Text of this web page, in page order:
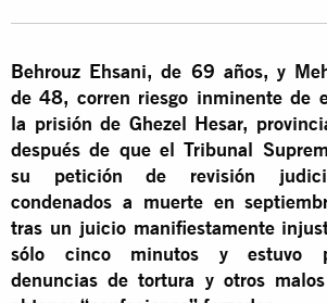
Behrouz Ehsani, de 69 años, y
de 48, corren riesgo inminente de
la prisión de Ghezel Hesar,
después de que el Tribunal
su petición de revisión
condenados a muerte en
tras un juicio manifiestamente
sólo cinco minutos y estuvo
denuncias de tortura y otros